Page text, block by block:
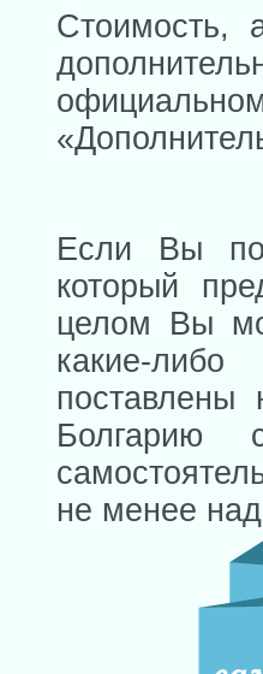
Стоимость,
Если Вы
который
целом Вы
какие-
Болгарию
не менее